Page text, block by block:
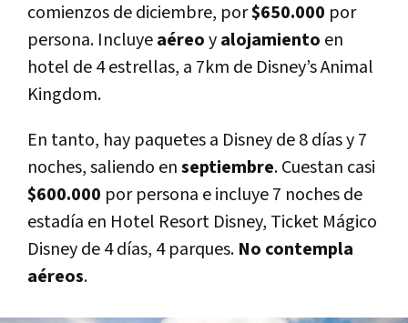
comienzos de diciembre, por$650.000 por
persona. Incluyeaéreoyalojamiento en
hotel de 4 estrellas, a 7km de Disney’s Animal
Kingdom.
En tanto, hay paquetes a Disney de 8 días y 7
noches, saliendo enseptiembre. Cuestan casi
$600.000 por persona e incluye 7 noches de
estadía en Hotel Resort Disney, Ticket Mágico
Disney de 4 días, 4 parques. No contempla
aéreos.